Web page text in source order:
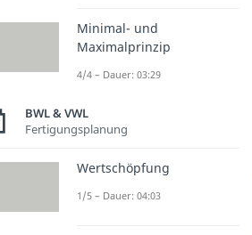
Minimal- und
Maximalprinzip
4/4 – Dauer: 03:29
BWL & VWL
Fertigungsplanung
Wertschöpfung
1/5 – Dauer: 04:03